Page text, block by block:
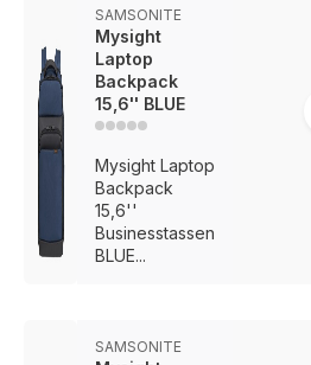
SAMSONITE
Mysight
Laptop
Backpack
15,6'' BLUE
Mysight Laptop
Backpack
15,6''
Businesstassen
BLUE...
SAMSONITE